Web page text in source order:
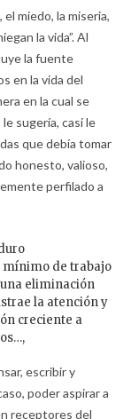
miedo, la miseria,
la vida”. Al
la fuente
en la vida del
en la cual se
sugería, casi le
que debía tomar
honesto, valioso,
perfilado a
mínimo de trabajo
eliminación
la atención y
creciente a
escribir y
poder aspirar a
receptores del